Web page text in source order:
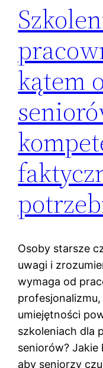
kątem
Osoby starsze
uwagi i
wymaga od
umiejętności
szkoleniach dla
seniorów? Jakie
aby seniorzy